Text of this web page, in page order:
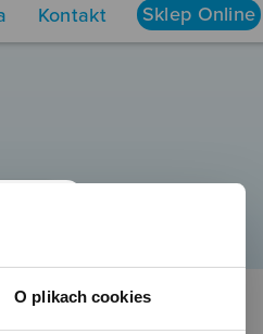
O plikach cookies
Kontakt Sklep Online